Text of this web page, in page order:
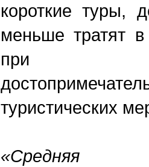
короткие туры,
меньше тратят
при
туристических
«Средняя